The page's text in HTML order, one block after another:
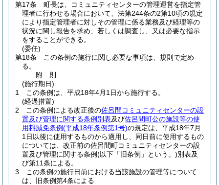
第17条
町長は、コミュニティセンターの管理運営を指定管
理者に行わせる場合において、法第244条の2第10項の規定
により指定管理者に対しその管理に係る業務及び経理等の
状況に関し報告を求め、若しくは調査し、又は必要な指示
をすることができる。
(委任)
第18条
この条例の施行に関し必要な事項は、規則で定め
る。
附 則
(施行期日)
1
この条例は、平成18年4月1日から施行する。
(経過措置)
2
この条例による改正後の佐呂間コミュニティセンターの設
置及び管理に関する条例別表及び佐呂間町公の施設等の使
用料減免条例(平成18年条例第1号)の規定は、平成18年7月
1日以後に使用するものから適用し、同日前に使用するもの
については、改正前の佐呂間町コミュニティセンターの設
置及び管理に関する条例(以下「旧条例」という。)別表及
び第11条による。
3
この条例の施行日前における当該施設の管理等について
は、旧条例第4条による